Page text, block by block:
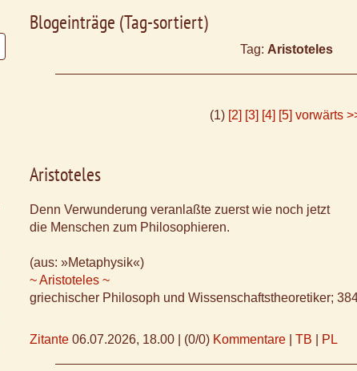
Blogeinträge (Tag-sortiert)
Tag: Aristoteles
(1) [2] [3] [4] [5] vorwärts
Aristoteles
Denn Verwunderung veranlaßte zuerst wie noch jetzt
die Menschen zum Philosophieren.
(aus: »Metaphysik«)
~ Aristoteles ~
griechischer Philosoph und Wissenschaftstheoretiker;
Zitante 06.07.2026, 18.00 (0/0) Kommentare TB PL